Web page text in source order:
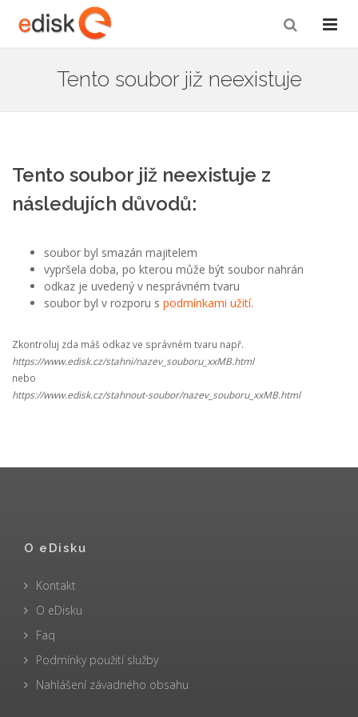
Tento soubor již neexistuje
Tento soubor již neexistuje z
následujích důvodů:
soubor byl smazán majitelem
vypršela doba, po kterou může být soubor nahrán
odkaz je uvedený v nesprávném tvaru
soubor byl v rozporu s podmínkami užití.
Zkontroluj zda máš odkaz ve správném tvaru např.
https://www.edisk.cz/stahni/nazev_souboru_xxMB.html
nebo
https://www.edisk.cz/stahnout-soubor/nazev_souboru_xxMB.html
O eDisku
Kontakt
O eDisku
Faq
Podmínky použití služby
Nahlášení závadného obsahu